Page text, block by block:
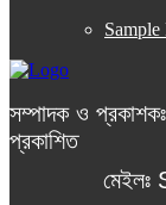
Sample
সম্পাদক ও
প্রকাশিত